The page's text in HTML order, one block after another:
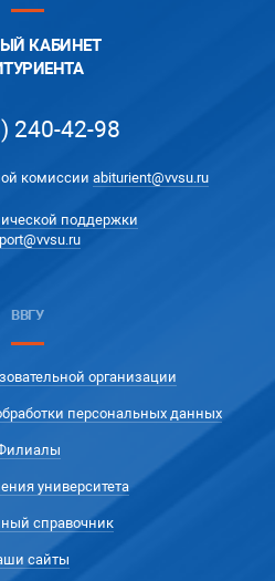
КАБИНЕТ
240-42-98
комиссии abiturient@vvsu.ru
поддержки
ВВГУ
организации
персональных данных
университета
справочник
сайты